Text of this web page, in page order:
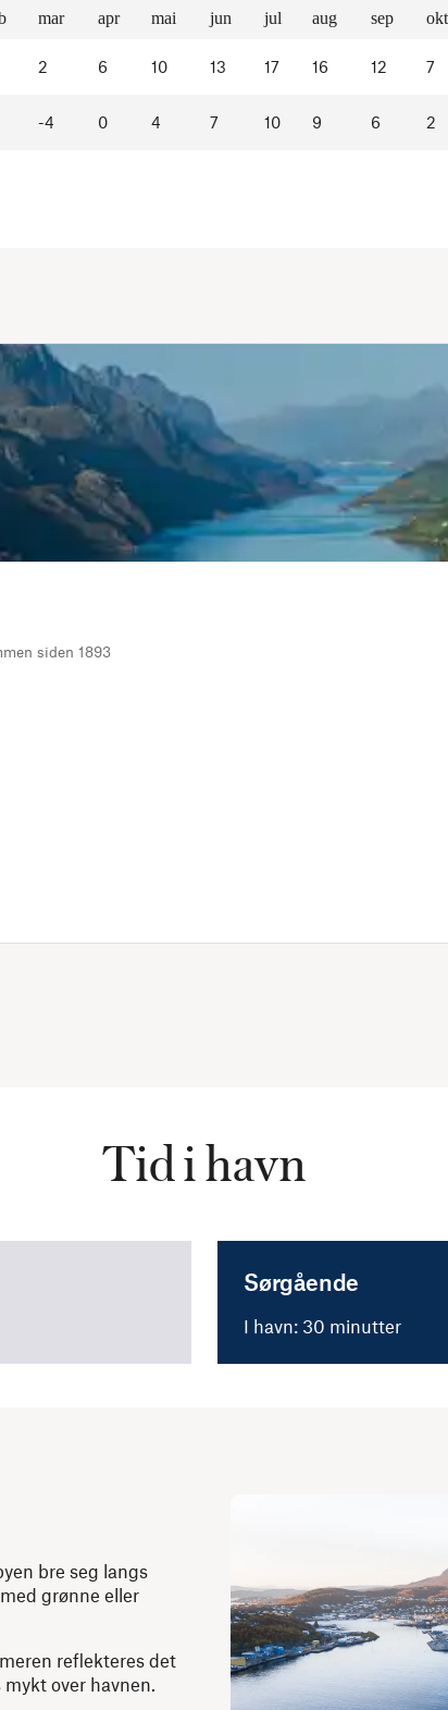
mar apr mai jun jul aug sep okt
2 6 10 13 17 16 12 7
-4 0 4 7 10 9 6 2
siden 1893
Tid i havn
Sørgående
I havn: 30 minutter
bre seg langs
grønne eller
reflekteres det
over havnen.